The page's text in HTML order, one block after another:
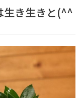
生き生きと(^^